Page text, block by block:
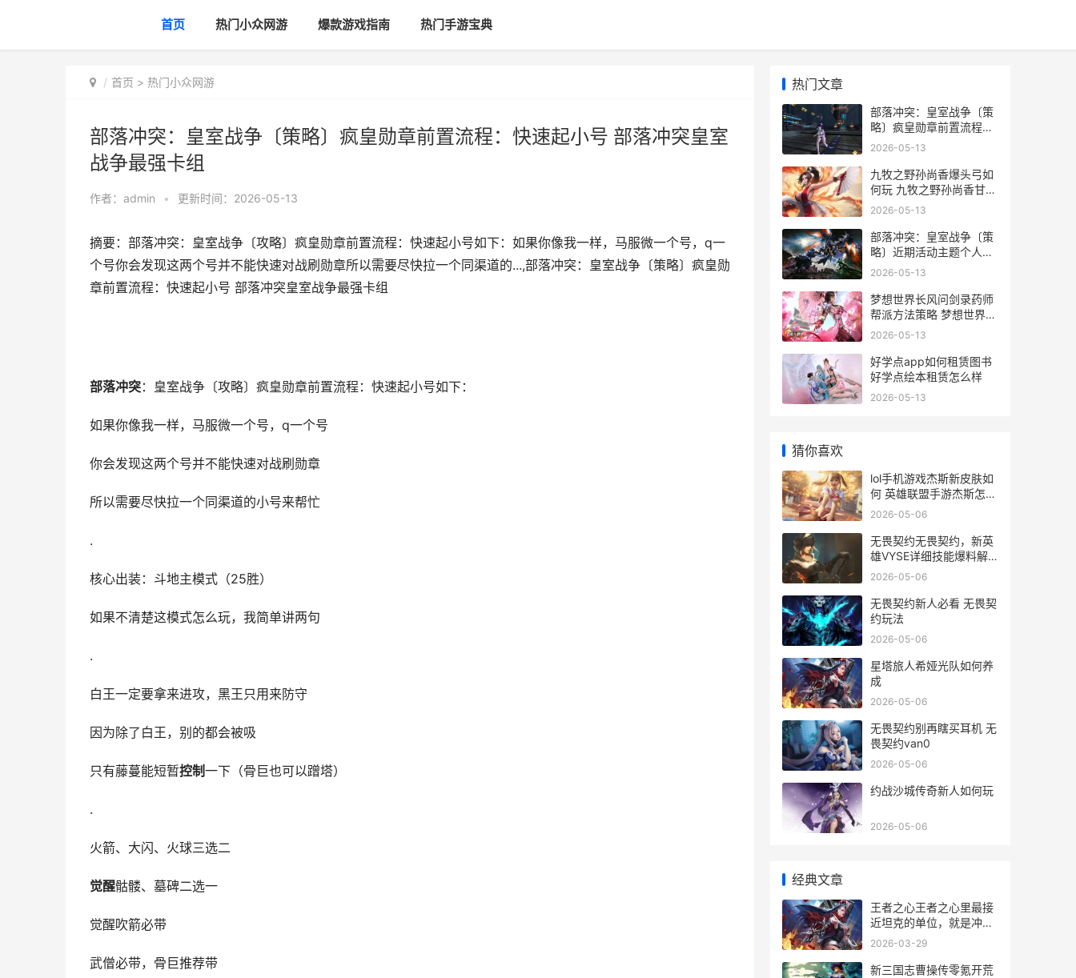
首页 热门小众网游 爆款游戏指南 热门手游宝典
首页 > 热门小众网游
部落冲突：皇室战争〔策略〕疯皇勋章前置流程：快速起小号 部落冲突皇室
战争最强卡组
作者： admin • 更新时间：2026-05-13
摘要：部落冲突：皇室战争〔攻略〕疯皇勋章前置流程：快速起小号如下：如果你像我一样，马服微一个号，q一
个号你会发现这两个号并不能快速对战刷勋章所以需要尽快拉一个同渠道的...,部落冲突：皇室战争〔策略〕疯皇勋
章前置流程：快速起小号 部落冲突皇室战争最强卡组
部落冲突：皇室战争〔攻略〕疯皇勋章前置流程：快速起小号如下：
如果你像我一样，马服微一个号，q一个号
你会发现这两个号并不能快速对战刷勋章
所以需要尽快拉一个同渠道的小号来帮忙
.
核心出装：斗地主模式（25胜）
如果不清楚这模式怎么玩，我简单讲两句
.
白王一定要拿来进攻，黑王只用来防守
因为除了白王，别的都会被吸
只有藤蔓能短暂控制一下（骨巨也可以蹭塔）
.
火箭、大闪、火球三选二
觉醒骷髅、墓碑二选一
觉醒吹箭必带
武僧必带，骨巨推荐带
热门文章
部落冲突：皇室战争〔策
略〕疯皇勋章前置流程：
快速起小号 部落冲突皇室
2026-05-13
九牧之野孙尚香爆头弓如
何玩 九牧之野孙尚香甘宁
阵容推荐
2026-05-13
部落冲突：皇室战争〔策
略〕近期活动主题个人卡
组同享 部落冲突皇室战争
2026-05-13
梦想世界长风问剑录药师
帮派方法策略 梦想世界长
风问剑录什么职业好玩
2026-05-13
好学点app如何租赁图书
好学点绘本租赁怎么样
2026-05-13
猜你喜欢
lol手机游戏杰斯新皮肤如
何 英雄联盟手游杰斯怎么
操作
2026-05-06
无畏契约无畏契约，新英
雄VYSE详细技能爆料解
析 无畏契约2021
2026-05-06
无畏契约新人必看 无畏契
约玩法
2026-05-06
星塔旅人希娅光队如何养
成
2026-05-06
无畏契约别再瞎买耳机 无
畏契约van0
2026-05-06
约战沙城传奇新人如何玩
2026-05-06
经典文章
王者之心王者之心里最接
近坦克的单位，就是冲车
了 王者之心王者之影哪个
2026-03-29
新三国志曹操传零氪开荒